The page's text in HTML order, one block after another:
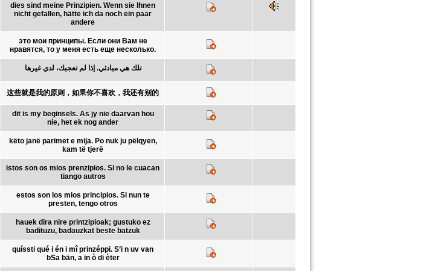
dies sind meine Prinzipien. Wenn sie Ihnen
nicht gefallen, hätte ich da noch ein paar
andere
это мои принципы. Если они Вам не
нравятся, то у меня есть еще несколько.
تلك هي مبادئي. إذا لم تعجبك، لدي غيرها
这些就是我的原则，如果你不喜欢，我还有别的
dit is my beginsels. As jy nie daarvan hou
nie, het ek nog ander
këto janë parimet e mija. Po nuk ju pëlqyen,
kam të tjerë
istos son os mios prenzipios. Si no le cuacan
tiango autros
estos son los mios principios. Si nun te
presten, tengo otros
hauek dira nire printzipioak; gustuko ez
badituzu, badauzkat beste batzuk
quíssti qué i én i mî prinzéppi. S’i n uv van
bSa bän, a in ò di èter